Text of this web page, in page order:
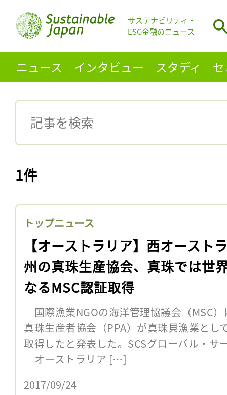
サステナビリティ・
ESG金融のニュース
ニュース インタビュー スタディ
1件
トップニュース
【オーストラリア】西オースト
州の真珠生産協会、真珠では世
なるMSC認証取得
国際漁業NGOの海洋管理協議会（MSC
真珠生産者協会（PPA）が真珠貝漁業とし
取得したと発表した。SCSグローバル・サ
オーストラリア […]
2017/09/24